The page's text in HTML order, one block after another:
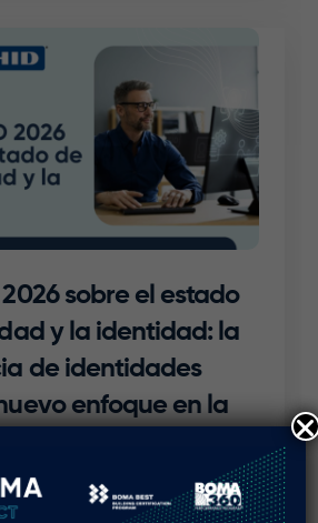
2026 sobre el estado
y la identidad: la
de identidades
enfoque en la
usuario